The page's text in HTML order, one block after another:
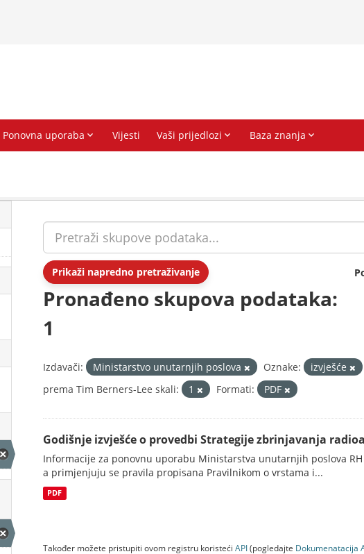
Prikaži napredno pretraživanje
Pronađeno skupova podataka:
1
Izdavači: Ministarstvo unutarnjih poslova Oznake: izvješće
prema Tim Berners-Lee skali:
1 Formati: PDF
Godišnje izvješće o provedbi Strategije zbrinjavanja
Informacije za ponovnu uporabu Ministarstva unutarnjih poslova
a primjenjuju se pravila propisana Pravilnikom o vrstama i...
PDF
Također možete pristupiti ovom registru koristeći API(pogledajte Dokumenаtаcijа